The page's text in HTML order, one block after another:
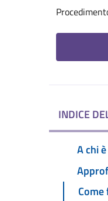
INDICE
A chi
Come